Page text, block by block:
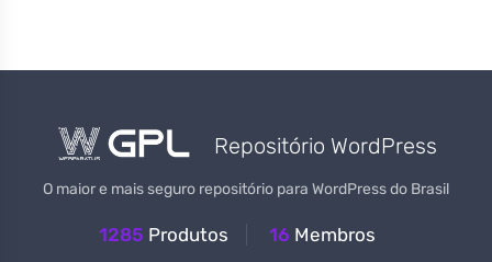
Repositório WordPress
O maior e mais seguro repositório para WordPress do Brasil
1285 Produtos 16 Membros